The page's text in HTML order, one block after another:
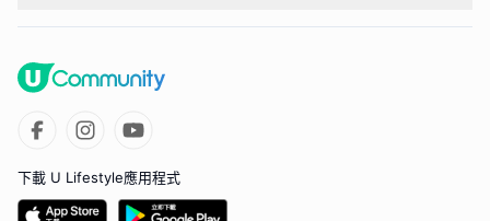
下載 U Lifestyle應用程式